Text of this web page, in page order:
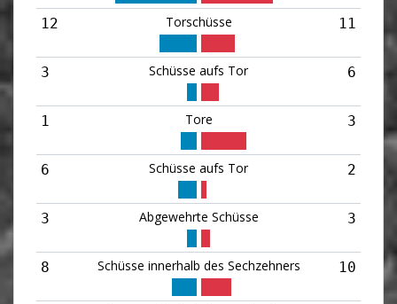
12 Torschüsse 11
3 Schüsse aufs Tor 6
1 Tore 3
6 Schüsse aufs Tor 2
3 Abgewehrte Schüsse 3
8 Schüsse innerhalb des Sechzehners 10